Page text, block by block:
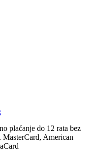
plaćanje do 12 rata bez
American